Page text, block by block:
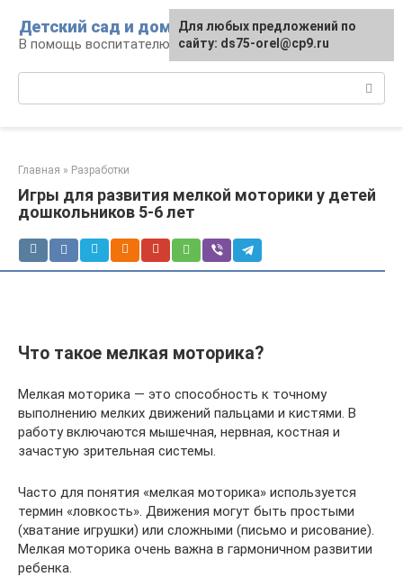
контенту
Детский сад и дом
В помощь воспитателю и родителям
Главная » Разработки
Игры для развития мелкой моторики у детей
дошкольников 5-6 лет
Что такое мелкая моторика?
Мелкая моторика — это способность к точному
выполнению мелких движений пальцами и кистями. В
работу включаются мышечная, нервная, костная и
зачастую зрительная системы.
Часто для понятия «мелкая моторика» используется
термин «ловкость». Движения могут быть простыми
(хватание игрушки) или сложными (письмо и рисование).
Мелкая моторика очень важна в гармоничном развитии
ребенка.
Для любых предложений по
сайту: ds75-orel@cp9.ru